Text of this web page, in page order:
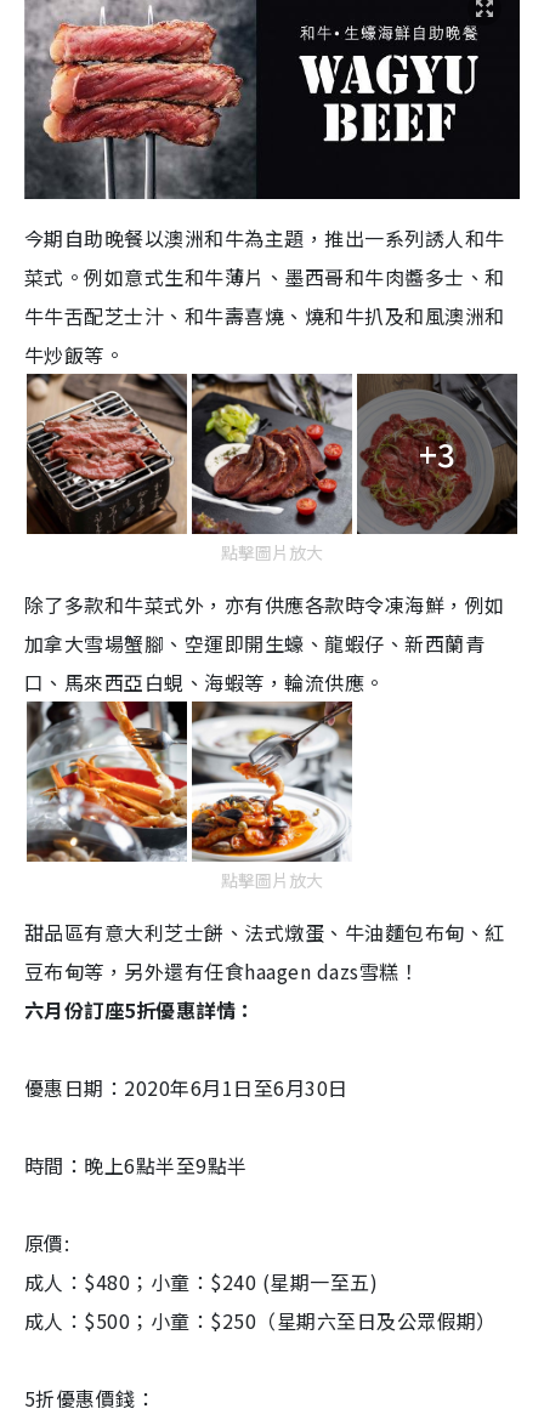
今期自助晚餐以澳洲和牛為主題，推出一系列誘人和牛
菜式。例如意式生和牛薄片、墨西哥和牛肉醬多士、和
牛牛舌配芝士汁、和牛壽喜燒、燒和牛扒及和風澳洲和
牛炒飯等。
+3
點擊圖片放大
除了多款和牛菜式外，亦有供應各款時令凍海鮮，例如
加拿大雪場蟹腳、空運即開生蠔、龍蝦仔、新西蘭青
口、馬來西亞白蜆、海蝦等，輪流供應。
點擊圖片放大
甜品區有意大利芝士餅、法式燉蛋、牛油麵包布甸、紅
豆布甸等，另外還有任食haagen dazs雪糕！
六月份訂座5折優惠詳情：
優惠日期：2020年6月1日至6月30日
時間：晚上6點半至9點半
原價:
成人：$480；小童：$240 (星期一至五)
成人：$500；小童：$250（星期六至日及公眾假期）
5折優惠價錢：